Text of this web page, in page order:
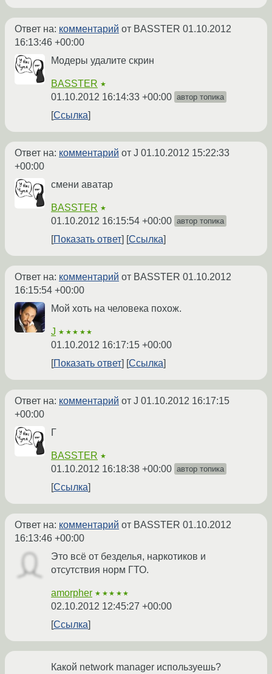
Ответ на: комментарий от BASSTER 01.10.2012
16:13:46 +00:00
Модеры удалите скрин
BASSTER ★
01.10.2012 16:14:33 +00:00 автор топика
Ссылка
Ответ на: комментарий от J 01.10.2012 15:22:33
+00:00
смени аватар
BASSTER ★
01.10.2012 16:15:54 +00:00 автор топика
Показать ответ Ссылка
Ответ на: комментарий от BASSTER 01.10.2012
16:15:54 +00:00
Мой хоть на человека похож.
J ★★★★★
01.10.2012 16:17:15 +00:00
Показать ответ
Ссылка
Ответ на: комментарий от J 01.10.2012 16:17:15
+00:00
Г
BASSTER ★
01.10.2012 16:18:38 +00:00 автор топика
Ссылка
Ответ на: комментарий от BASSTER 01.10.2012
16:13:46 +00:00
Это всё от безделья, наркотиков и
отсутствия норм ГТО.
amorpher ★★★★★
02.10.2012 12:45:27 +00:00
Ссылка
Какой network manager используешь?